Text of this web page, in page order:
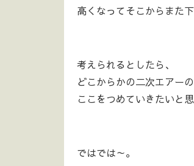
高くなってそこからまた
考えられるとしたら、
どこからかの二次エアー
ここをつめていきたいと思
ではでは～。